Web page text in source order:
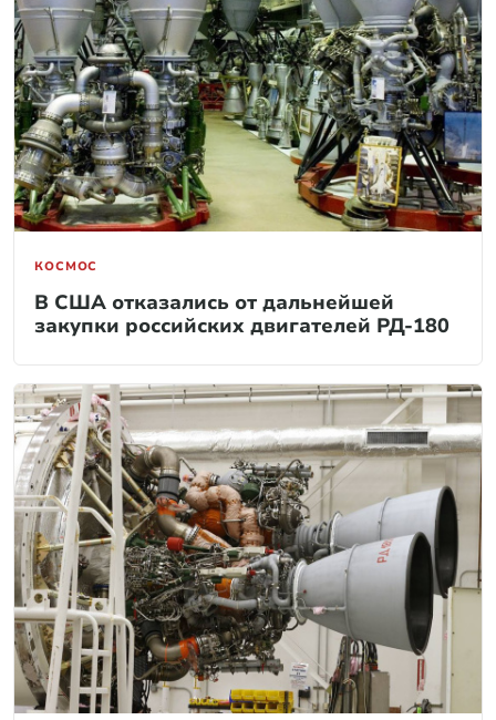
КОСМОС
В США отказались от дальнейшей
закупки российских двигателей РД-180